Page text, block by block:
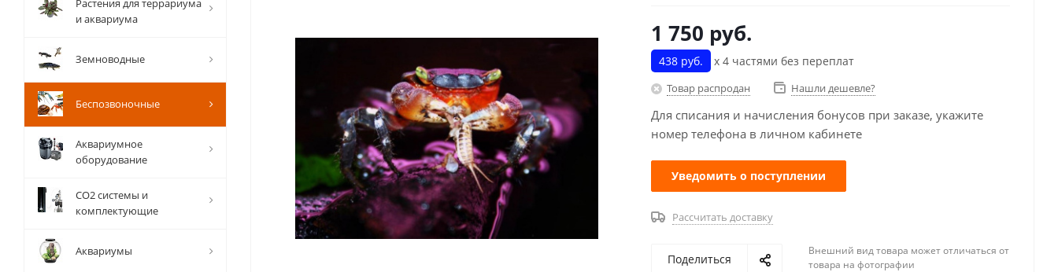
1 750 руб.
438 руб. х 4 частями без переплат
Товар распродан Нашли дешевле?
Для списания и начисления бонусов при заказе, укажите
номер телефона в личном кабинете
Уведомить о поступлении
Рассчитать доставку
Поделиться
Внешний вид товара может отличаться от
товара на фотографии
Растения для террариума
и аквариума
Земноводные
Беспозвоночные
Аквариумное
оборудование
СО2 системы и
комплектующие
Аквариумы